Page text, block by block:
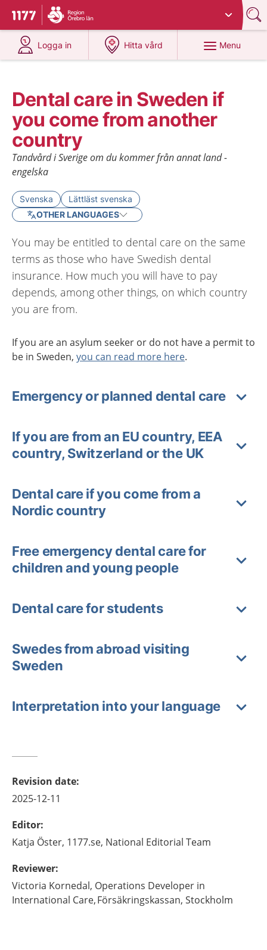
To start page for 1177
Du har valt region
Logga in
at 1177.se
Hitta vård
at 1177.se
Menu
Dental care in Sweden if
you come from another
country
Tandvård i Sverige om du kommer från annat land -
engelska
Svenska
Lättläst svenska
OTHER LANGUAGES
You may be entitled to dental care on the same
terms as those who have Swedish dental
insurance. How much you will have to pay
depends, among other things, on which country
you are from.
If you are an asylum seeker or do not have a permit to
be in Sweden, you can read more here.
Emergency or planned dental care
If you are from an EU country, EEA
country, Switzerland or the UK
Dental care if you come from a
Nordic country
Free emergency dental care for
children and young people
Dental care for students
Swedes from abroad visiting
Sweden
Interpretation into your language
Revision date:
2025-12-11
Editor:
Katja Öster, 1177.se, National Editorial Team
Reviewer:
Victoria Kornedal, Operations Developer in
International Care, Försäkringskassan, Stockholm